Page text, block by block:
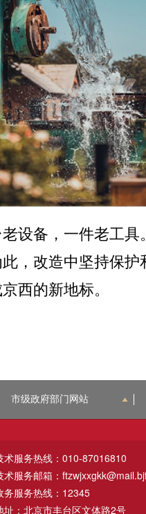
设备，一件老工
，改造中坚持保
西的新地标。
市级政府部门网站
术服务热线：010-87016810
术服务邮箱：
务服务热线：12345
址：北京市丰台区文体路2号